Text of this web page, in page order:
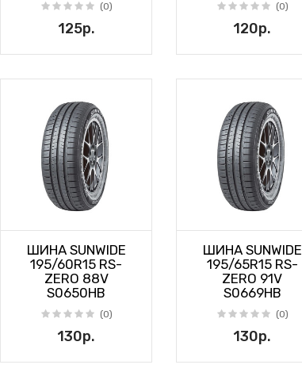
(0)
125р.
(0)
120р.
ШИНА SUNWIDE
195/60R15 RS-
ZERO 88V
S0650HB
(0)
130р.
ШИНА SUNWIDE
195/65R15 RS-
ZERO 91V
S0669HB
(0)
130р.